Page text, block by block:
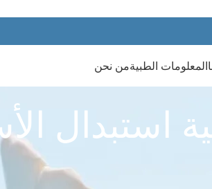
المعلومات الطبيةمن نحن
استبدال